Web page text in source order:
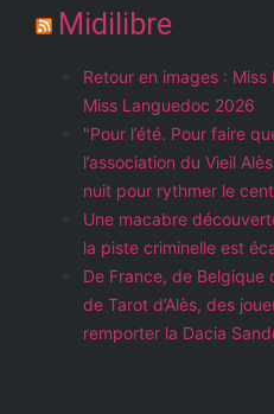
Midilibre
Retour en images :
Miss Languedoc 2026
"Pour l’été. Pour faire
l’association du Vieil
nuit pour rythmer le
Une macabre
la piste criminelle est
De France, de
de Tarot d’Alès, des
remporter la Dacia